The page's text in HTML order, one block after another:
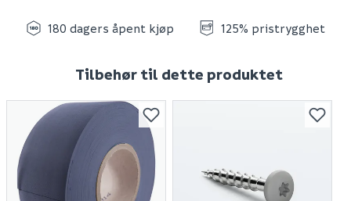
180 dagers åpent kjøp 125% pristrygghet
Tilbehør til dette produktet